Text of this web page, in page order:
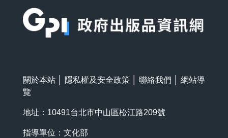
關於本站 隱私權及安全政策 聯絡我們
網站導
覽
地址：10491台北市中山區松江路209號
指導單位：文化部